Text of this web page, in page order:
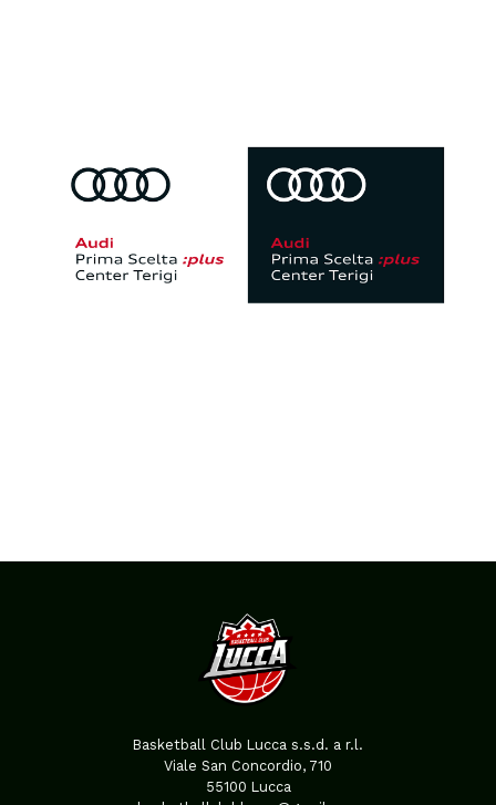
Basketball Club Lucca s.s.d. a r.l.
Viale San Concordio, 710
55100 Lucca